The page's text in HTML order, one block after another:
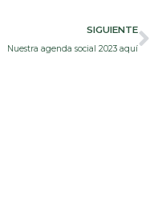
SIGUIENTE
Nuestra agenda social 2023 aquí